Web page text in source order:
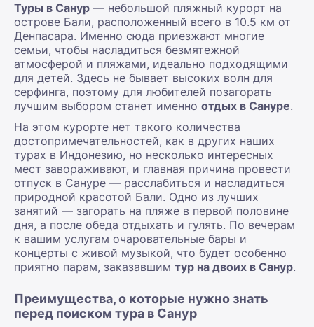
Туры в Санур — небольшой пляжный курорт на
острове Бали, расположенный всего в 10.5 км от
Денпасара. Именно сюда приезжают многие
семьи, чтобы насладиться безмятежной
атмосферой и пляжами, идеально подходящими
для детей. Здесь не бывает высоких волн для
серфинга, поэтому для любителей позагорать
лучшим выбором станет именно отдых в Сануре.
На этом курорте нет такого количества
достопримечательностей, как в других наших
турах в Индонезию, но несколько интересных
мест завораживают, и главная причина провести
отпуск в Сануре — расслабиться и насладиться
природной красотой Бали. Одно из лучших
занятий — загорать на пляже в первой половине
дня, а после обеда отдыхать и гулять. По вечерам
к вашим услугам очаровательные бары и
концерты с живой музыкой, что будет особенно
приятно парам, заказавшим тур на двоих в Санур.
Преимущества, о которые нужно знать
перед поиском тура в Санур